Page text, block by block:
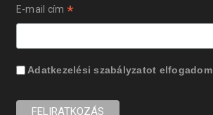
E-mail cím *
Adatkezelési szabályzatot elfogadom